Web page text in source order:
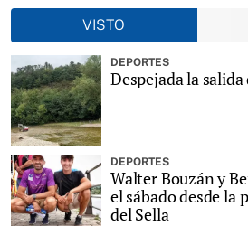
VISTO
DEPORTES
Despejada la salida
DEPORTES
Walter Bouzán y
el sábado desde la
del Sella